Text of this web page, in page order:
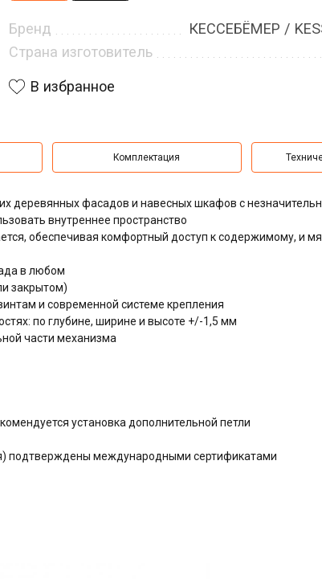
Бренд
КЕССЕБЁМЕР /
Страна изготовитель
В избранное
Комплектация
фасадов и навесных шкафов с
внутреннее пространство
обеспечивая комфортный доступ к содержимому, и
в любом
закрытом)
и современной системе крепления
по глубине, ширине и высоте +/-1,5 мм
части механизма
установка дополнительной петли
подтверждены международными сертификатами